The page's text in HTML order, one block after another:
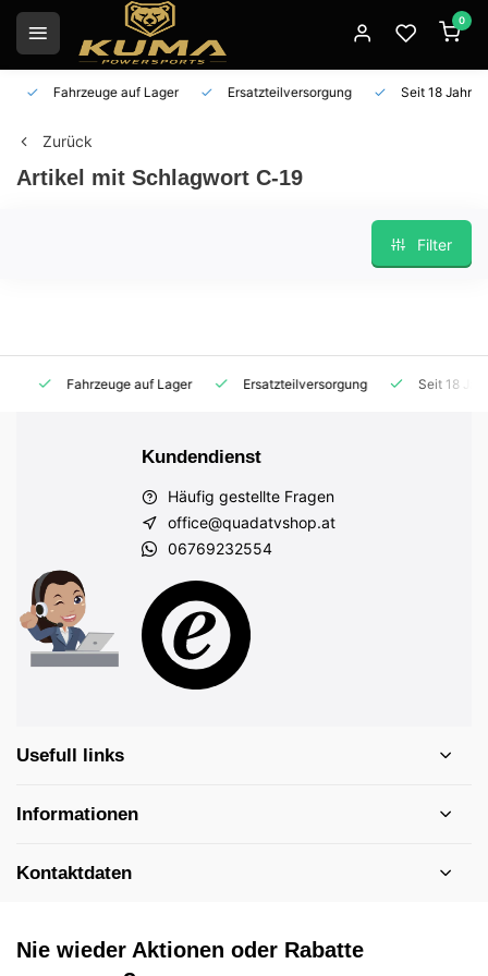
0
Fahrzeuge auf Lager Ersatzteilversorgung Seit 18 Jahren
Zurück
Artikel mit Schlagwort C-19
Filter
Fahrzeuge auf Lager Ersatzteilversorgung Seit 18
Kundendienst
Häufig gestellte Fragen
office@quadatvshop.at
06769232554
Usefull links
Informationen
Kontaktdaten
Nie wieder Aktionen oder Rabatte